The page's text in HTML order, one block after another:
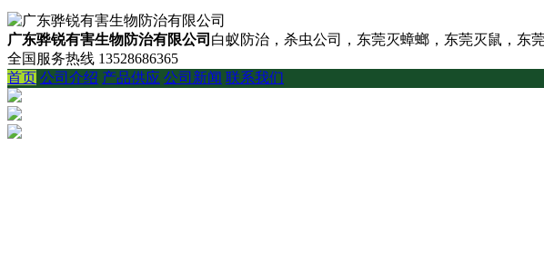
广东骅锐有害生物防治有限公司 白蚁防治，杀虫公司，东莞灭蟑螂，东莞灭鼠，东
全国服务热线 13528686365
首页 公司介绍 产品供应 公司新闻 联系我们